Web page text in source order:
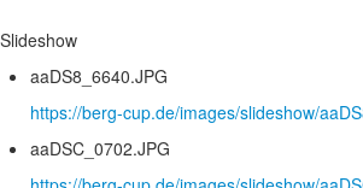
Slideshow
aaDS8_6640.JPG
https://berg-cup.de/images/slideshow/
aaDSC_0702.JPG